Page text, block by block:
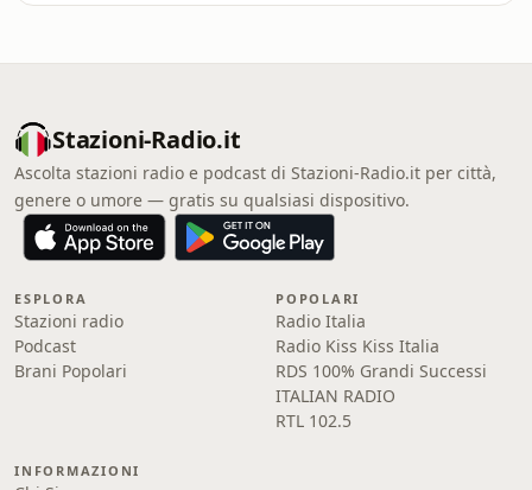
Stazioni-Radio.it
Ascolta stazioni radio e podcast di Stazioni-Radio.it per città,
genere o umore — gratis su qualsiasi dispositivo.
ESPLORA
Stazioni radio
Podcast
Brani Popolari
POPOLARI
Radio Italia
Radio Kiss Kiss Italia
RDS 100% Grandi Successi
ITALIAN RADIO
RTL 102.5
INFORMAZIONI